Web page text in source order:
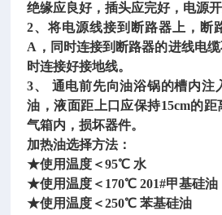
绝缘应良好，插头应完好，电源开
2、将电源线接到断路器上，断
A，同时连接到断路器的进线电缆
时连接好接地线。
3、 通电前先向油浴锅的槽内注
油，液面距上口应保持15cm的
气箱内，损坏器件。
加热油选择方法：
★使用温度＜95℃ 水
★使用温度＜170℃ 201#甲基硅油
★使用温度＜250℃ 苯基硅油